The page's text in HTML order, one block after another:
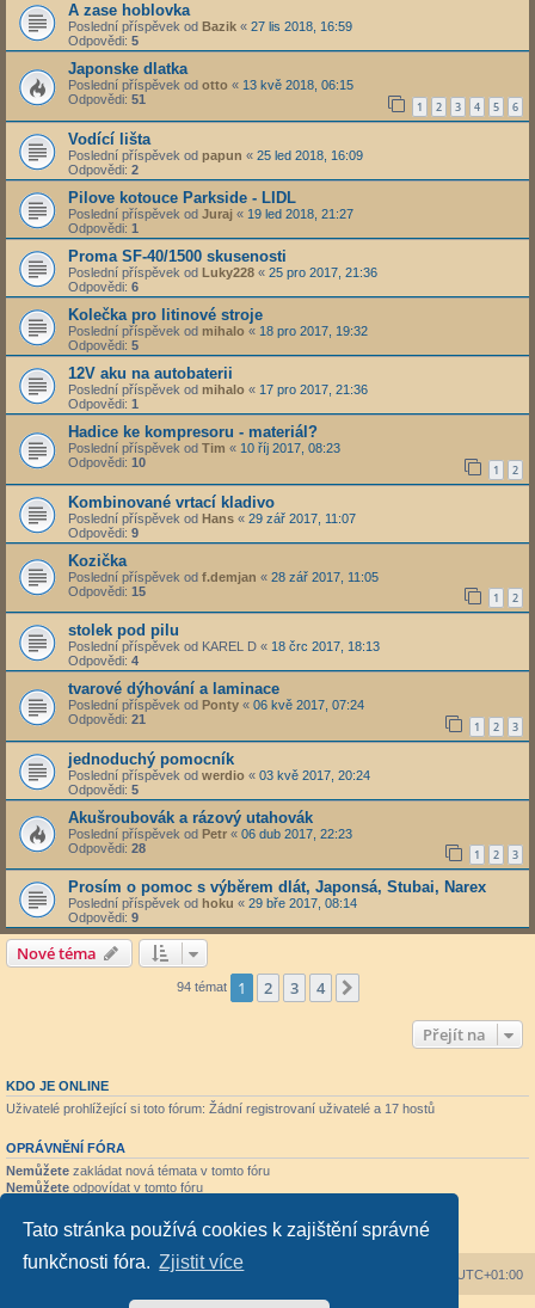
Tato stránka používá cookies k zajištění správné
funkčnosti fóra. Zjistit více
A zase hoblovka
Poslední příspěvek od Bazik « 27 lis 2018, 16:59
Odpovědi: 5
Japonske dlatka
Poslední příspěvek od otto « 13 kvě 2018, 06:15
Odpovědi: 51 1 2 3 4 5 6
Vodící lišta
Poslední příspěvek od papun « 25 led 2018, 16:09
Odpovědi: 2
Pilove kotouce Parkside - LIDL
Poslední příspěvek od Juraj « 19 led 2018, 21:27
Odpovědi: 1
Proma SF-40/1500 skusenosti
Poslední příspěvek od Luky228 « 25 pro 2017, 21:36
Odpovědi: 6
Kolečka pro litinové stroje
Poslední příspěvek od mihalo « 18 pro 2017, 19:32
Odpovědi: 5
12V aku na autobaterii
Poslední příspěvek od mihalo « 17 pro 2017, 21:36
Odpovědi: 1
Hadice ke kompresoru - materiál?
Poslední příspěvek od Tim « 10 říj 2017, 08:23
Odpovědi: 10 1 2
Kombinované vrtací kladivo
Poslední příspěvek od Hans « 29 zář 2017, 11:07
Odpovědi: 9
Kozička
Poslední příspěvek od f.demjan « 28 zář 2017, 11:05
Odpovědi: 15 1 2
stolek pod pilu
Poslední příspěvek od KAREL D « 18 črc 2017, 18:13
Odpovědi: 4
tvarové dýhování a laminace
Poslední příspěvek od Ponty « 06 kvě 2017, 07:24
Odpovědi: 21 1 2 3
jednoduchý pomocník
Poslední příspěvek od werdio « 03 kvě 2017, 20:24
Odpovědi: 5
Akušroubovák a rázový utahovák
Poslední příspěvek od Petr « 06 dub 2017, 22:23
Odpovědi: 28 1 2 3
Prosím o pomoc s výběrem dlát, Japonsá, Stubai, Narex
Poslední příspěvek od hoku « 29 bře 2017, 08:14
Odpovědi: 9
Nové téma
94 témat 1 2 3 4
Přejít na
KDO JE ONLINE
Uživatelé prohlížející si toto fórum: Žádní registrovaní uživatelé a 17 hostů
OPRÁVNĚNÍ FÓRA
Nemůžete zakládat nová témata v tomto fóru
Nemůžete odpovídat v tomto fóru
Nemůžete
mazat své příspěvky v tomto fóru
Nemůžetepřikládat soubory v tomto fóru
UTC+01:00